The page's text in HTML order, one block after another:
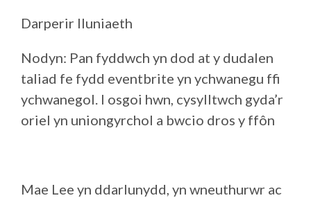
Darperir lluniaeth
Nodyn: Pan fyddwch yn dod at y dudalen
taliad fe fydd eventbrite yn ychwanegu ffi
ychwanegol. I osgoi hwn, cysylltwch gyda’r
oriel yn uniongyrchol a bwcio dros y ffôn
Mae Lee yn ddarlunydd, yn wneuthurwr ac